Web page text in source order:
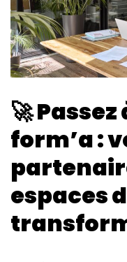
🚀Passez
form’a :
espaces